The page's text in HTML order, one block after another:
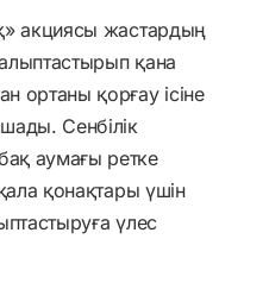
акциясы жастардың
қана
ортаны қорғау ісіне
Сенбілік
аумағы ретке
қонақтары үшін
үлес